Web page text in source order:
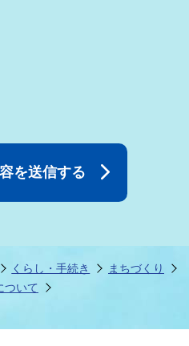
くらし・手続き
まちづくり
ついて